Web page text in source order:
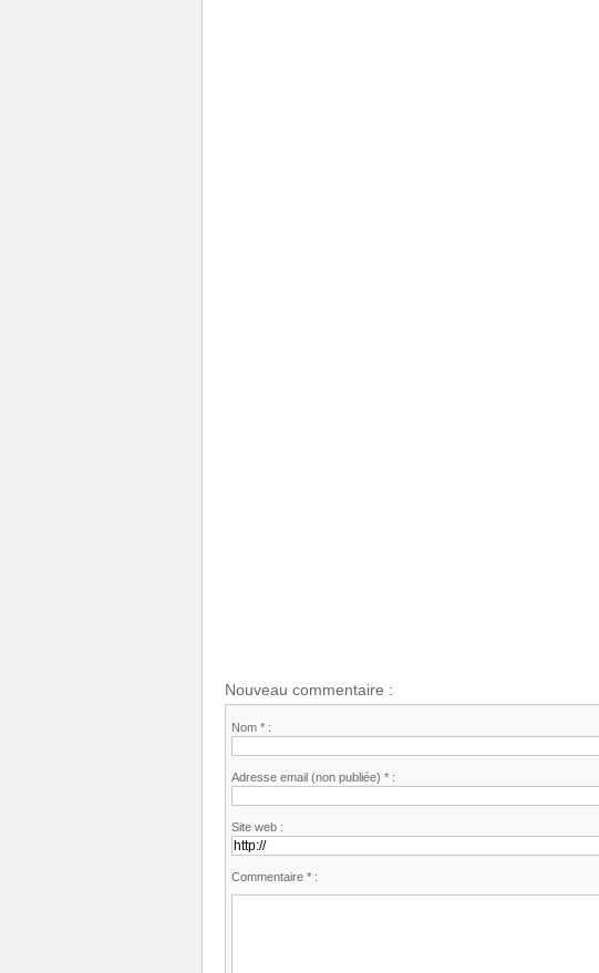
Nouveau commentaire :
Nom * :
Adresse email (non publiée) * :
Site web :
Commentaire * :